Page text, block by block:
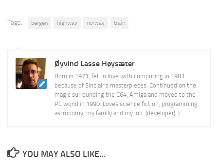
Tags: bergen highway norway train
Øyvind Lasse Høysæter
Born in 1971, fell in love with computing in 1983
because of Sinclair's masterpieces. Continued on the
magic surrounding the C64, Amiga and moved to the
PC world in 1990. Loves science fiction, programming,
astronomy, my family and my job. (developer) :)
YOU MAY ALSO LIKE...